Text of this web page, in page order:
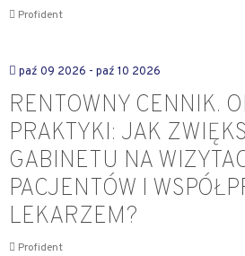
Profident
paź 09 2026 - paź 10 2026
RENTOWNY CENNIK.
PRAKTYKI: JAK
GABINETU NA
PACJENTÓW I
LEKARZEM?
Profident